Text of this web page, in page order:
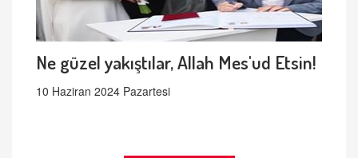
Ne güzel yakıştılar, Allah Mes'ud Etsin!
10 Haziran 2024 Pazartesi